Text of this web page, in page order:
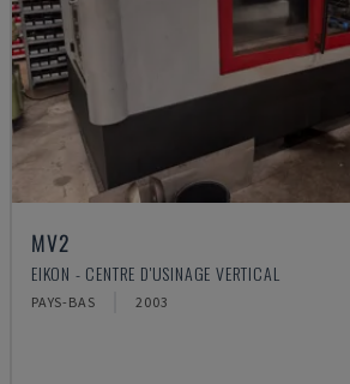
MV2
EIKON - CENTRE D'USINAGE VERTICAL
PAYS-BAS 2003